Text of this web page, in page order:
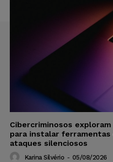
Cibercriminosos
para instalar ferramentas
ataques silenciosos
Karina Silvério - 05/08/2026